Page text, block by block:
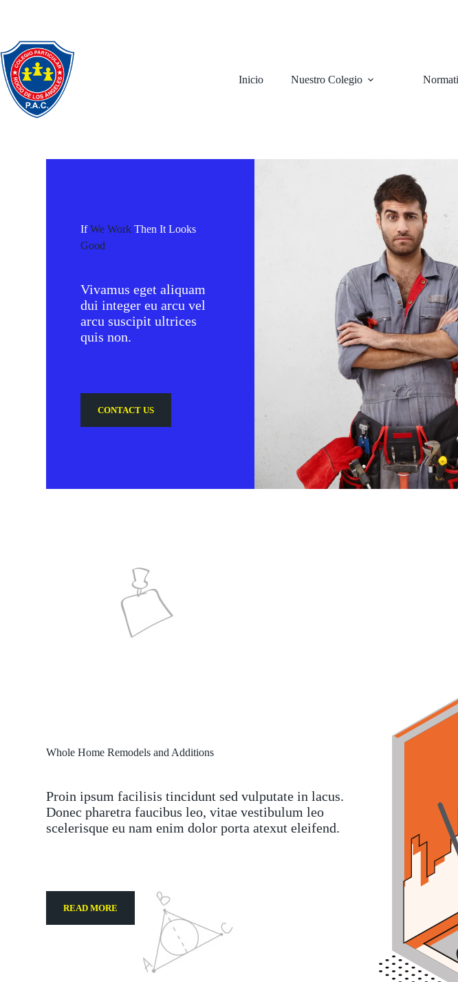
Inicio Nuestro Colegio
IfWe WorkThen It Looks
Good
Vivamus eget aliquam
dui integer eu arcu vel
arcu suscipit ultrices
quis non.
CONTACT US
Whole Home Remodels and Additions
Proin ipsum facilisis tincidunt sed vulputate in lacus.
Donec pharetra faucibus leo, vitae vestibulum leo
scelerisque eu nam enim dolor porta atexut eleifend.
READ MORE